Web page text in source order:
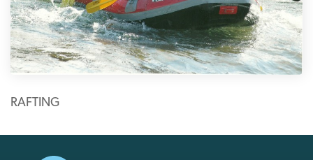
RAFTING